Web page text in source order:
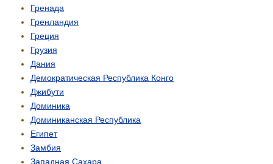
Гренада
Гренландия
Греция
Грузия
Дания
Демо­кратическая Республика Конго
Джибути
Доминика
Доминиканская Республика
Египет
Замбия
Западная Сахара